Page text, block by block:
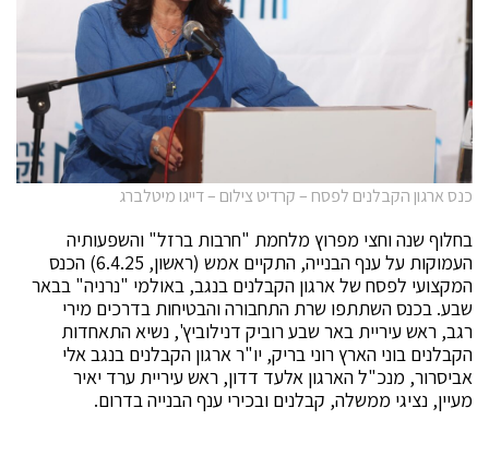
כנס ארגון הקבלנים לפסח – קרדיט צילום – דייגו מיטלברג
בחלוף שנה וחצי מפרוץ מלחמת "חרבות ברזל" והשפעותיה
העמוקות על ענף הבנייה, התקיים אמש (ראשון, 6.4.25) הכנס
המקצועי לפסח של ארגון הקבלנים בנגב, באולמי "נרניה" בבאר
שבע. בכנס השתתפו שרת התחבורה והבטיחות בדרכים מירי
רגב, ראש עיריית באר שבע רוביק דנילוביץ', נשיא התאחדות
הקבלנים בוני הארץ רוני בריק, יו"ר ארגון הקבלנים בנגב אלי
אביסרור, מנכ"ל הארגון אלעד דדון, ראש עיריית ערד יאיר
מעיין, נציגי ממשלה, קבלנים ובכירי ענף הבנייה בדרום.